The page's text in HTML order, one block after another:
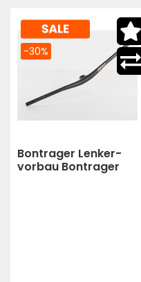
Bontrager Lenker-
vorbau Bontrager
-30%